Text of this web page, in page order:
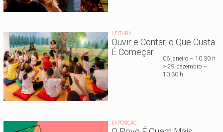
LEITURA
Ouvir e Contar, o Que Custa
É Começar
06 janeiro – 10.30 h
> 29 dezembro –
10.30 h
EXPOSIÇÃO